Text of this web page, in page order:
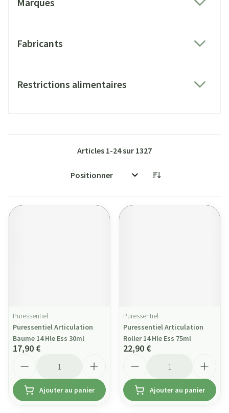
Fabricants
Restrictions alimentaires
Articles 1-24sur 1327
Trier par:
Puressentiel
Puressentiel Articulation
Baume 14 Hle Ess 30ml
17,90 €
Ajouter au panier
Puressentiel
Puressentiel Articulation
Roller 14 Hle Ess 75ml
22,90 €
Ajouter au panier